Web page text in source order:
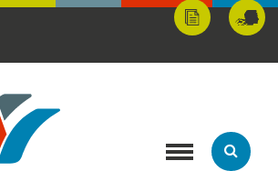
Mes
démarches
Toggle
cookies